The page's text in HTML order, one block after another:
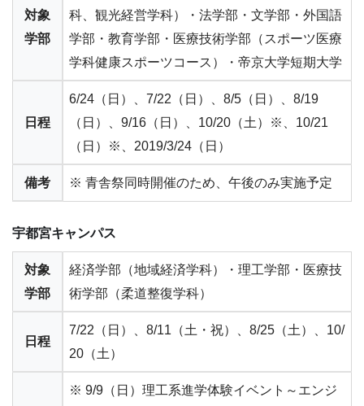
対象
学部
科、観光経営学科）・法学部・文学部・外国語
学部・教育学部・医療技術学部（スポーツ医療
学科健康スポーツコース）・帝京大学短期大学
日程
6/24（日）、7/22（日）、8/5（日）、8/19
（日）、9/16（日）、10/20（土）※、10/21
（日）※、2019/3/24（日）
備考 ※ 青舎祭同時開催のため、午後のみ実施予定
宇都宮キャンパス
対象
学部
経済学部（地域経済学科）・理工学部・医療技
術学部（柔道整復学科）
日程
7/22（日）、8/11（土・祝）、8/25（土）、10/
20（土）
※ 9/9（日）理工系進学体験イベント～エンジ